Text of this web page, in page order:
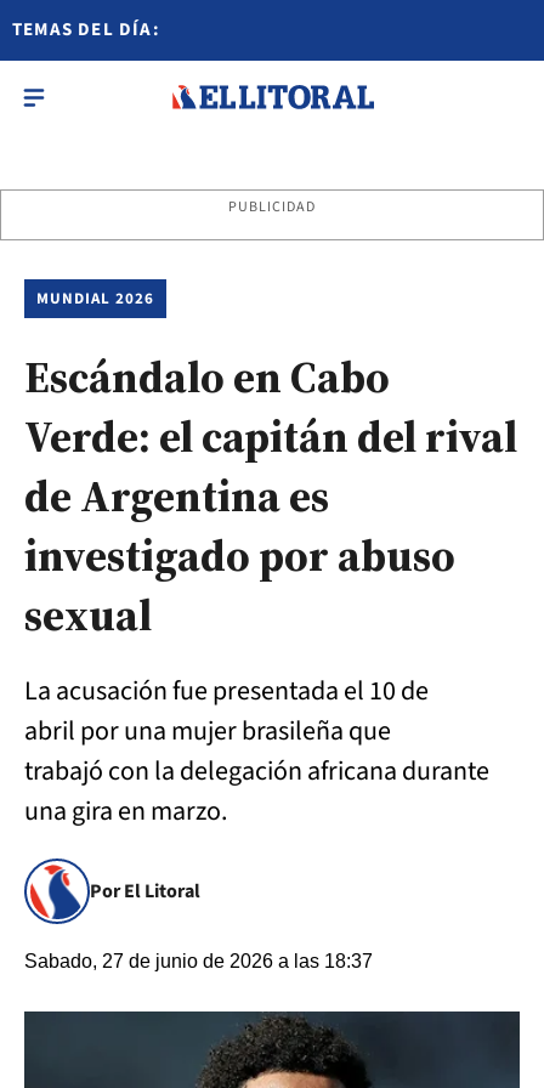
TEMAS DEL DÍA:
PUBLICIDAD
MUNDIAL 2026
Escándalo en Cabo
Verde: el capitán del rival
de Argentina es
investigado por abuso
sexual
La acusación fue presentada el 10 de
abril por una mujer brasileña que
trabajó con la delegación africana durante
una gira en marzo.
Por El Litoral
Sabado, 27 de junio de 2026 a las 18:37